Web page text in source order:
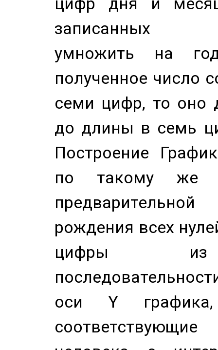
записанных
умножить на
полученное число
семи цифр, то оно
до длины в семь
Построение
по такому же
рождения всех
цифры из
оси Y